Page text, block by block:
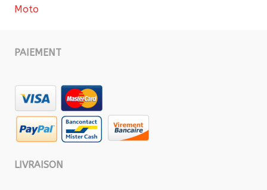
Moto
PAIEMENT
LIVRAISON